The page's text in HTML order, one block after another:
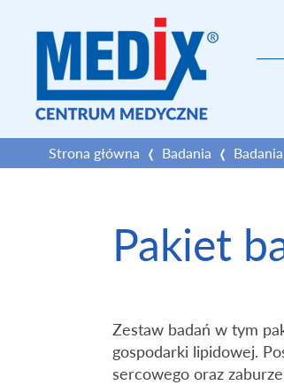
Strona główna Badania
Pakiet
Zestaw badań w tym
gospodarki lipidowej.
sercowego oraz